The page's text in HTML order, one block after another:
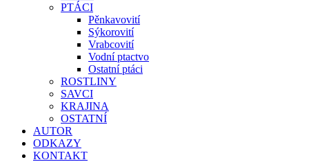
PTÁCI
Pěnkavovití
Sýkorovití
Vrabcovití
Vodní ptactvo
Ostatní ptáci
ROSTLINY
SAVCI
KRAJINA
OSTATNÍ
AUTOR
ODKAZY
KONTAKT